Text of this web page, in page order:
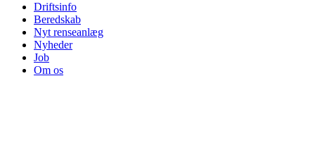
Driftsinfo
Beredskab
Nyt renseanlæg
Nyheder
Job
Om os